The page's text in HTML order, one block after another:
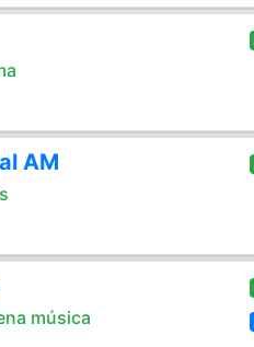
AM
música